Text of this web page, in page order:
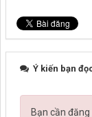
Ý kiến bạn
Bạn cần